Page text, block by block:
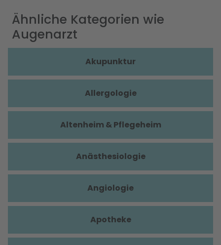
Ähnliche Kategorien wie
Augenarzt
Akupunktur
Allergologie
Altenheim & Pflegeheim
Anästhesiologie
Angiologie
Apotheke